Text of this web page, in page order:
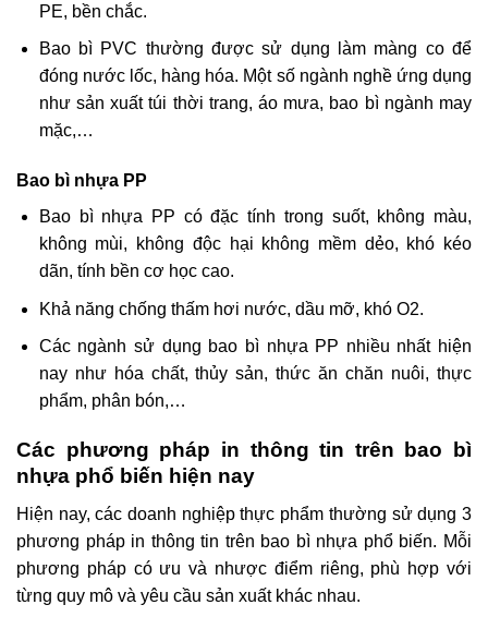
PE, bền chắc.
Bao bì PVC thường được sử dụng làm màng co để
đóng nước lốc, hàng hóa. Một số ngành nghề ứng dụng
như sản xuất túi thời trang, áo mưa, bao bì ngành may
mặc,…
Bao bì nhựa PP
Bao bì nhựa PP có đặc tính trong suốt, không màu,
không mùi, không độc hại không mềm dẻo, khó kéo
dãn, tính bền cơ học cao.
Khả năng chống thấm hơi nước, dầu mỡ, khó O2.
Các ngành sử dụng bao bì nhựa PP nhiều nhất hiện
nay như hóa chất, thủy sản, thức ăn chăn nuôi, thực
phẩm, phân bón,…
Các phương pháp in thông tin trên bao bì
nhựa phổ biến hiện nay
Hiện nay, các doanh nghiệp thực phẩm thường sử dụng 3
phương pháp in thông tin trên bao bì nhựa phổ biến. Mỗi
phương pháp có ưu và nhược điểm riêng, phù hợp với
từng quy mô và yêu cầu sản xuất khác nhau.